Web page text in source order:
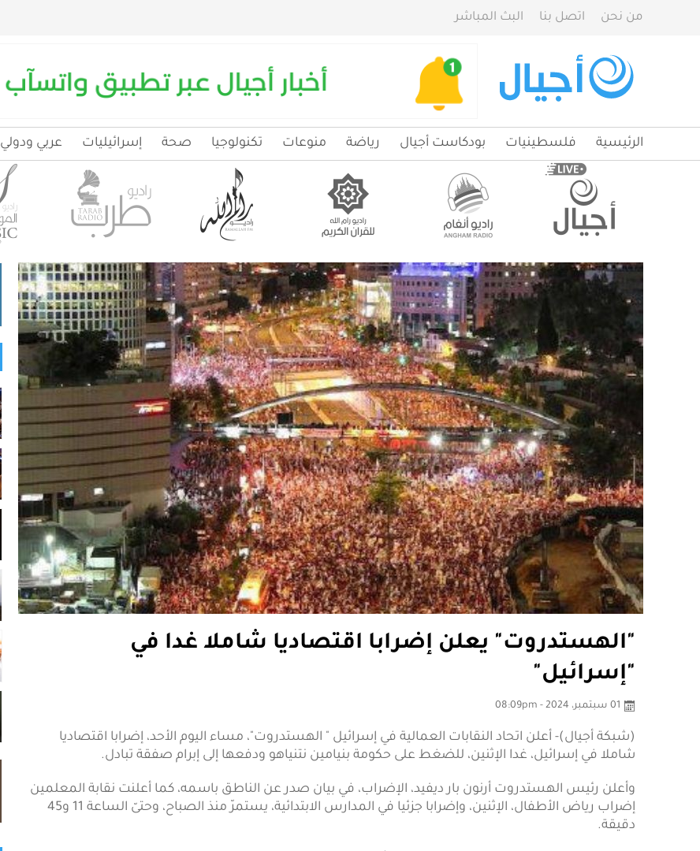
من نحن اتصل بنا البث المباشر
الرئيسية فلسطينيات بودكاست أجيال رياضة منوعات تكنولوجيا صحة إسرائيليات عربي ودولي
"الهستدروت" يعلن إضرابا اقتصاديا شاملا غدا في
"إسرائيل"
01 سبتمبر، 2024 - 08:09pm
(شبكة أجيال)- أعلن اتحاد النقابات العمالية في إسرائيل " الهستدروت"، مساء اليوم الأحد، إضرابا اقتصاديا
شاملا في إسرائيل، غدا الإثنين، للضغط على حكومة بنيامين نتنياهو ودفعها إلى إبرام صفقة تبادل.
وأعلن رئيس الهستدروت أرنون بار ديفيد، الإضراب، في بيان صدر عن الناطق باسمه، كما أعلنت نقابة المعلمين
إضراب رياض الأطفال، الإثنين، وإضرابا جزئيا في المدارس الابتدائية، يستمرّ منذ الصباح، وحتىّ الساعة 11 و45
دقيقة.